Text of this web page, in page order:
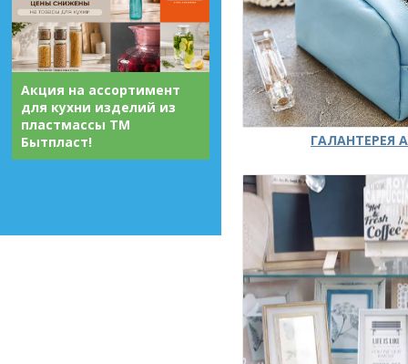
Акция на ассортимент
для кухни изделий из
пластмассы ТМ
Бытпласт!
ГАЛАНТЕРЕЯ